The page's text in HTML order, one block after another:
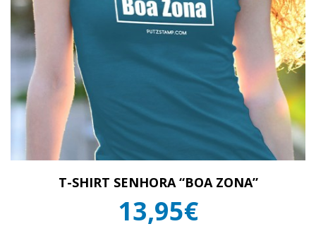
T-SHIRT SENHORA “BOA ZONA”
13,95€